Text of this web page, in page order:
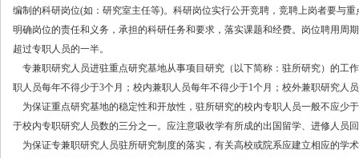
编制的科研岗位(如：研究室主任等)。科研岗位实行公开竞聘，竞聘上岗者要与
明确岗位的责任和义务，承担的科研任务和要求，落实课题和经费。岗位聘用周
超过专职人员的一半。
专兼职研究人员进驻重点研究基地从事项目研究（以下简称：驻所研究）的工
职人员每年不得少于3个月；校内兼职人员每年不得少于1个月；校外兼职研究人
为保证重点研究基地的稳定性和开放性，驻所研究的校内专职人员一般不应少于
于校内专职研究人员数的三分之一。应注意吸收学有所成的出国留学、进修人员
为保证专兼职研究人员驻所研究制度的落实，有关高校或院系应建立相应的学